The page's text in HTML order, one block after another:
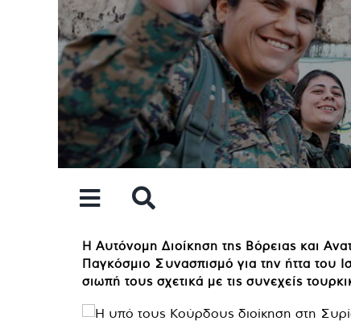
Η Αυτόνομη Διοίκηση της Βόρειας και
Παγκόσμιο Συνασπισμό για την ήττα του
σιωπή τους σχετικά με τις συνεχείς